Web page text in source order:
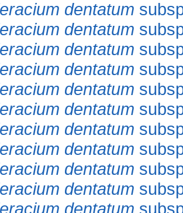
dentatum
dentatum
dentatum
dentatum
dentatum
dentatum
dentatum
dentatum
dentatum
dentatum
dentatum